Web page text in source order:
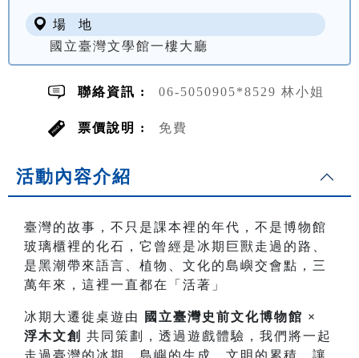
場 地
國立臺灣文學館一樓大廳
聯絡資訊 : 06-5050905*8529 林小姐
票價說明 : 免費
活動內容介紹
臺灣的故事，不只是課本裡的年代，不是博物館
玻璃櫃裡的化石，它曾經是冰期巨獸走過的路、
是黑潮帶來語言、植物、文化的島嶼交會點，三
萬年來，這裡一直都在「活著」
冰期大遷徙桌遊由
國立臺灣史前文化博物館 ×
浮木文創
共同策劃，透過遊戲體驗，我們將一起
走過臺灣的冰期、島嶼的生成、文明的累積，讓